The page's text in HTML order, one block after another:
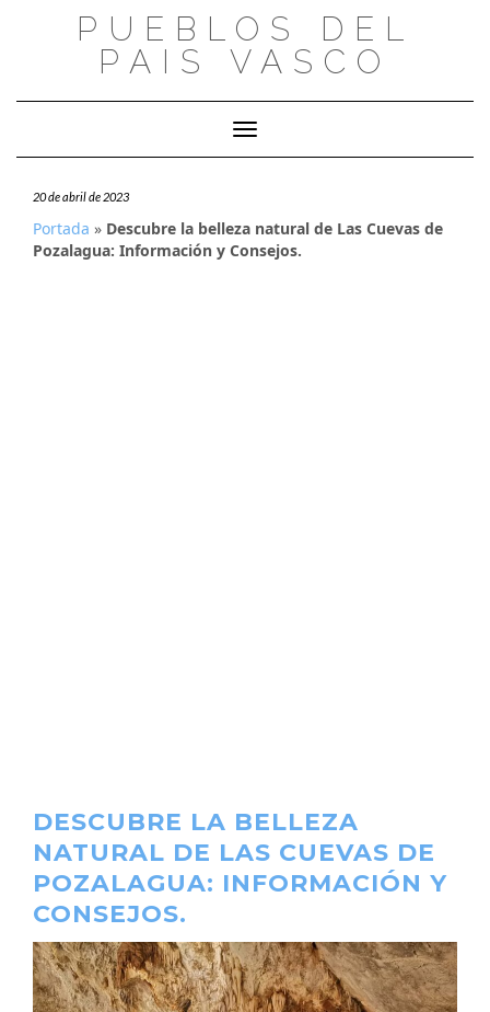
PUEBLOS DEL
PAIS VASCO
Cambiar modo de navegación
20 de abril de 2023
Portada » Descubre la belleza natural de Las Cuevas de
Pozalagua: Información y Consejos.
DESCUBRE LA BELLEZA
NATURAL DE LAS CUEVAS DE
POZALAGUA: INFORMACIÓN Y
CONSEJOS.